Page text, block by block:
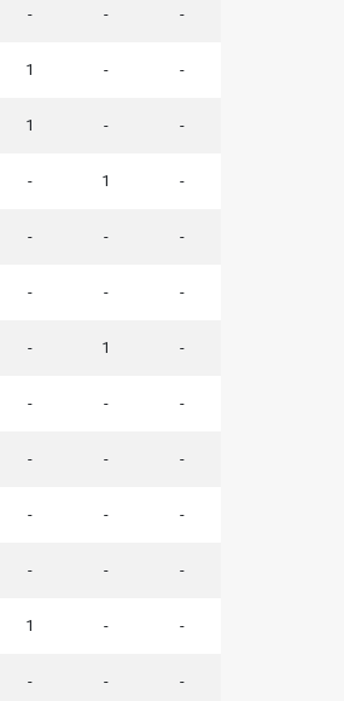
- - -
1 - -
1 - -
- 1 -
- - -
- - -
- 1 -
- - -
- - -
- - -
- - -
1 - -
- - -